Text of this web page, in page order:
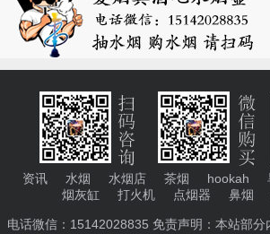
资讯 水烟 水烟店 茶烟 hookah
烟灰缸
打火机 点烟器 鼻烟
电话微信：15142028835 免责声明：本站部分